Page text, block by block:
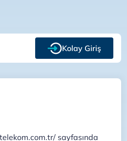
Kolay Giriş
sayfasında